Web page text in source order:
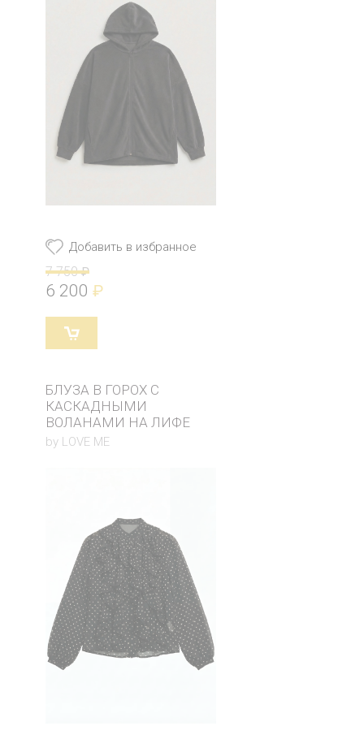
Добавить в избранное
7 750 ₽
6 200 ₽
БЛУЗА В ГОРОХ С
КАСКАДНЫМИ
ВОЛАНАМИ НА ЛИФЕ
by LOVE ME